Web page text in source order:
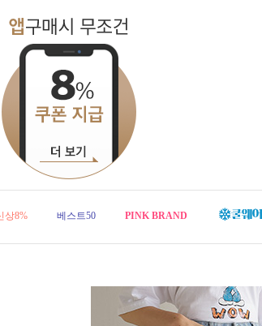
상8% 베스트50 PINK BRAND